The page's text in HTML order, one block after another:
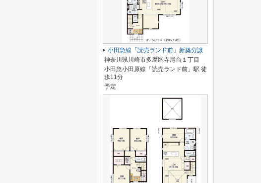
小田急線「読売ランド前」新築分譲
神奈川県川崎市多摩区寺尾台１丁目
小田急小田原線「読売ランド前」駅 徒
歩11分
予定